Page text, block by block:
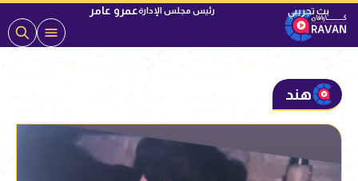
رئيس مجلس الإدارةعمرو عامر
هند